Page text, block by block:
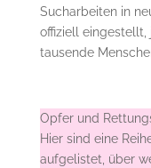
Sucharbeiten in
offiziell
tausende
Opfer und
Hier sind eine
aufgelistet, über